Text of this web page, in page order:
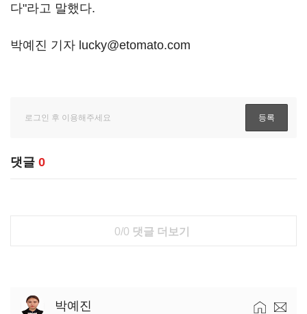
다"라고 말했다.
박예진 기자 lucky@etomato.com
댓글 0
0/0 댓글 더보기
박예진